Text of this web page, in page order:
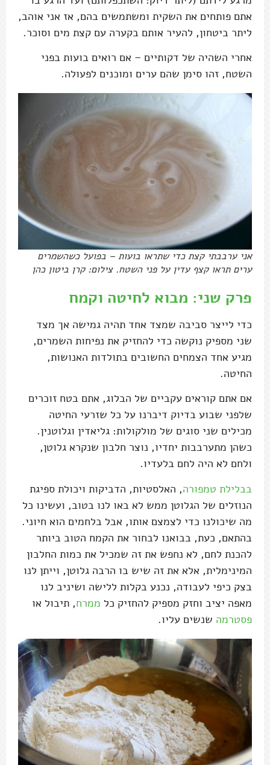
אתם פותחים את השקית ומשתמשים בהם, אז אני אוהב,
ליתר ביטחון, להעיר אותם בקערה עם קצת מים וסוכר.
אחרי השהיה של דקותיים – אם רואים בועות בפני
השטח, זהו סימן שהם ערים ומוכנים לפעולה.
אני ערבבתי קצת כדי שתראו בועות – בפועל כשהשמרים
ערים תראו קצף עדין על פני השטח. צילום: קרן ביטון כהן
פרק שני: מבוא לחיטה וקמח
כדי לייצר סביבה שמצד אחד תהיה גמישה אך מצד
שני מספיק נוקשה כדי להחזיק את נפיחות השמרים,
מגיע אחד הצמחים החשובים בתולדות האנושות,
החיטה.
אם אתם קוראים עקביים של הבלוג, אתם בטח זוכרים
שלפני שבוע בדיוק דיברנו על כל שזרעי החיטה
מכילים שני סוגים של מולקולות: גליאדין וגלוטנין.
כשהן מתערבבות יחדיו, נוצר חלבון שנקרא גלוטן,
ולחם לא היה לחם בלעדיו.
בבלילת טמפורה, האלסטיות, הדביקות ויכולת ספיגת
הנוזלים של הגלוטן ממש לא באו לנו בטוב, ועשינו כל
מה שיכולנו כדי לצמצם אותו, אבל בלחמים הוא חיוני.
בהתאם, כעת, בבואנו לבחור את הקמח הטוב ביותר
להכנת לחם, לא נחפש את זה שמכיל את כמות החלבון
המינימלית, אלא את זה שיש בו הרבה גלוטן, וייתן לנו
בצק כיפי לעבודה, נכנע בקלות ללישה ושיניב לנו
מאפה יציב וחזק מספיק להחזיק כל ממרח, תיבול או
פסטרמה שנשים עליו.